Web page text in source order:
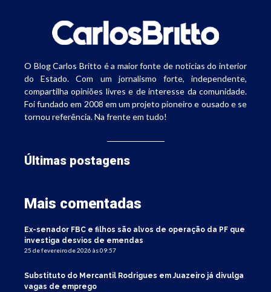
O Blog Carlos Britto é a maior fonte de notícias do interior
do Estado. Com um jornalismo forte, independente,
compartilha opiniões livres e de interesse da comunidade.
Foi fundado em 2008 em um projeto pioneiro e ousado e se
tornou referência. Na frente em tudo!
Últimas postagens
Mais comentadas
Ex-senador FBC e filhos são alvos de operação da PF que
investiga desvios de emendas
25 de fevereiro de 2026 às 09:57
Substituto do Mercantil Rodrigues em Juazeiro já divulga
vagas de emprego